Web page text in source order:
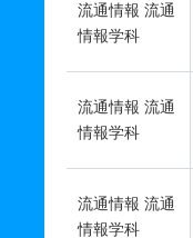
流通情報 流通
情報学科
流通情報 流通
情報学科
流通情報 流通
情報学科